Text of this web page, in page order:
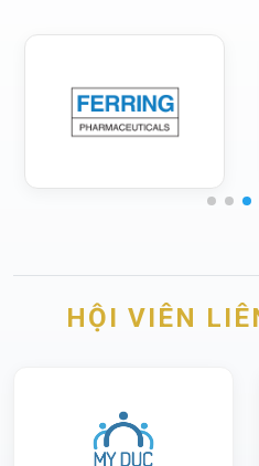
HỘI VIÊN